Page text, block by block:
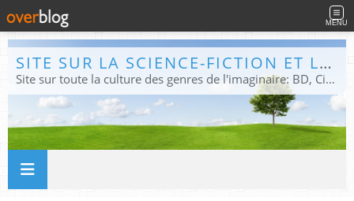
MENU
SITE SUR LA SCIENCE-FICTION ET LE FANTASTIQUE
Site sur toute la culture des genres de l'imaginaire: BD, Cinéma, Livre, Jeux, Théâtre. Présent dans les principaux festivals de film fantastique e de science-fiction, salons et conventions.